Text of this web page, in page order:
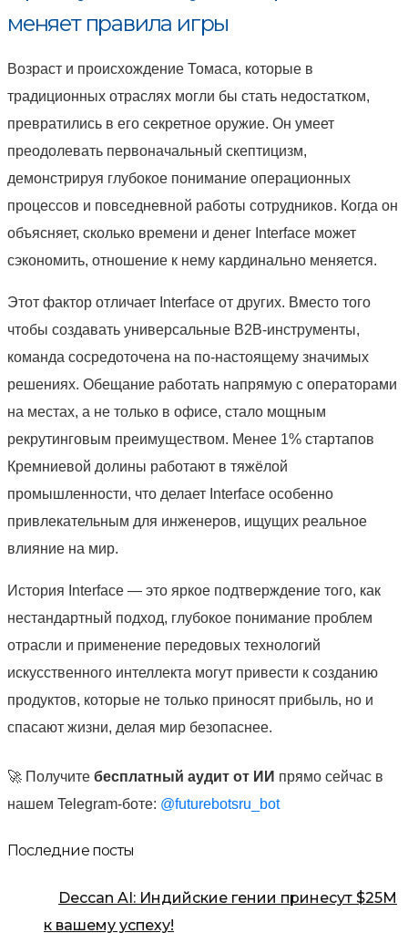
меняет правила игры
Возраст и происхождение Томаса, которые в
традиционных отраслях могли бы стать недостатком,
превратились в его секретное оружие. Он умеет
преодолевать первоначальный скептицизм,
демонстрируя глубокое понимание операционных
процессов и повседневной работы сотрудников. Когда он
объясняет, сколько времени и денег Interface может
сэкономить, отношение к нему кардинально меняется.
Этот фактор отличает Interface от других. Вместо того
чтобы создавать универсальные B2B-инструменты,
команда сосредоточена на по-настоящему значимых
решениях. Обещание работать напрямую с операторами
на местах, а не только в офисе, стало мощным
рекрутинговым преимуществом. Менее 1% стартапов
Кремниевой долины работают в тяжёлой
промышленности, что делает Interface особенно
привлекательным для инженеров, ищущих реальное
влияние на мир.
История Interface — это яркое подтверждение того, как
нестандартный подход, глубокое понимание проблем
отрасли и применение передовых технологий
искусственного интеллекта могут привести к созданию
продуктов, которые не только приносят прибыль, но и
спасают жизни, делая мир безопаснее.
🚀 Получите бесплатный аудит от ИИ прямо сейчас в
нашем Telegram-боте: @futurebotsru_bot
Последние посты
Deccan AI: Индийские гении принесут $25М
к вашему успеху!